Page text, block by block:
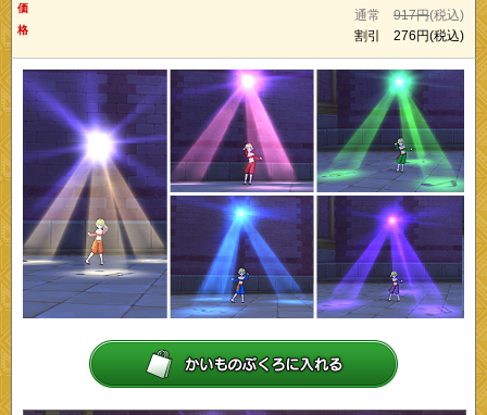
価
格
通常 917円(税込)
割引 276円(税込)